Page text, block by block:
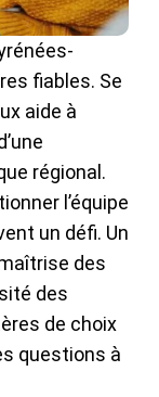
fiables. Se
aide à
régional.
l’équipe
un défi. Un
des
des
de choix
questions à